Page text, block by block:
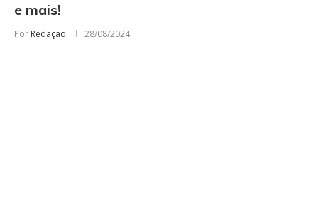
e mais!
Por Redação 28/08/2024